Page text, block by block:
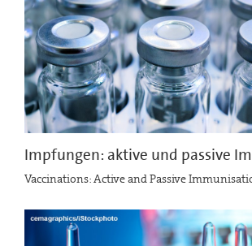
Impfungen: aktive und passive
Vaccinations: Active and Passive